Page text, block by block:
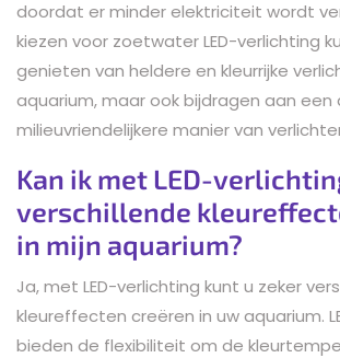
doordat er minder elektriciteit wordt
kiezen voor zoetwater LED-verlichting
genieten van heldere en kleurrijke
aquarium, maar ook bijdragen aan een
milieuvriendelijkere manier van
Kan ik met LED-
verschillende
in mijn aquarium?
Ja, met LED-verlichting kunt u zeker
kleureffecten creëren in uw aquarium.
bieden de flexibiliteit om de